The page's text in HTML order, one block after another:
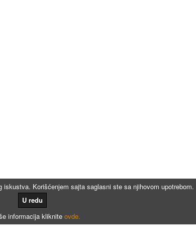
Korišćenjem sajta saglasni ste sa njihovom upotrebom.
U redu
informacija kliknite ovde.
Brzi linkovi